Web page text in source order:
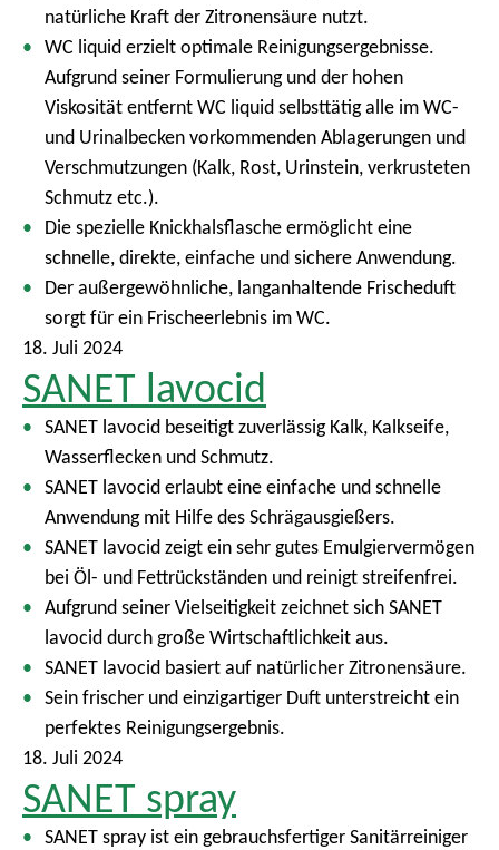
natürliche Kraft der Zitronensäure nutzt.
WC liquid erzielt optimale Reinigungsergebnisse.
Aufgrund seiner Formulierung und der hohen
Viskosität entfernt WC liquid selbsttätig alle im WC-
und Urinalbecken vorkommenden Ablagerungen und
Verschmutzungen (Kalk, Rost, Urinstein, verkrusteten
Schmutz etc.).
Die spezielle Knickhalsflasche ermöglicht eine
schnelle, direkte, einfache und sichere Anwendung.
Der außergewöhnliche, langanhaltende Frischeduft
sorgt für ein Frischeerlebnis im WC.
18. Juli 2024
SANET lavocid
SANET lavocid beseitigt zuverlässig Kalk, Kalkseife,
Wasserflecken und Schmutz.
SANET lavocid erlaubt eine einfache und schnelle
Anwendung mit Hilfe des Schrägausgießers.
SANET lavocid zeigt ein sehr gutes Emulgiervermögen
bei Öl- und Fettrückständen und reinigt streifenfrei.
Aufgrund seiner Vielseitigkeit zeichnet sich SANET
lavocid durch große Wirtschaftlichkeit aus.
SANET lavocid basiert auf natürlicher Zitronensäure.
Sein frischer und einzigartiger Duft unterstreicht ein
perfektes Reinigungsergebnis.
18. Juli 2024
SANET spray
SANET spray ist ein gebrauchsfertiger Sanitärreiniger